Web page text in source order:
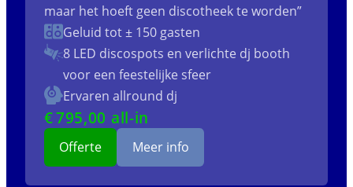
maar het hoeft geen discotheek te worden”
Geluid tot ± 150 gasten
8 LED discospots en verlichte dj booth
voor een feestelijke sfeer
Ervaren allround dj
€795,00 all-in
Offerte Meer info